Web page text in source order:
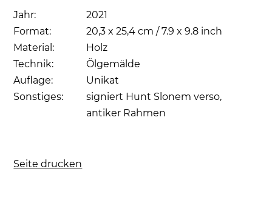
Jahr:
2021
Format:
20,3 x 25,4 cm / 7.9 x 9.8 inch
Material:
Holz
Technik:
Ölgemälde
Auflage:
Unikat
Sonstiges:
signiert Hunt Slonem verso,
antiker Rahmen
Seite drucken